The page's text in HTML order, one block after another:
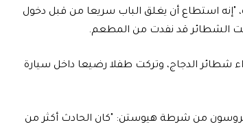
الموظفين قوله، "إنه استطاع أن يغلق الباب سريعا من قبل دخول
الشطائر قد نفدت من المطعم.
الدجاج، وتركت طفلا رضيعا داخل سيارة
من شرطة هيوستن: "كان الحادث أكثر من